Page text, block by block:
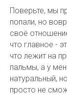
Поверьте, мы
попали, но
своё
что главное -
что лежит на
пальмы, а у
натуральный,
просто не